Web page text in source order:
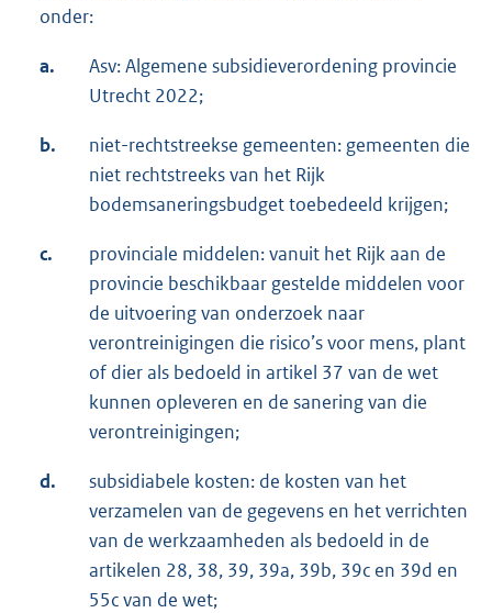
onder:
a.
Asv: Algemene subsidieverordening provincie
Utrecht 2022;
b.
niet-rechtstreekse gemeenten: gemeenten die
niet rechtstreeks van het Rijk
bodemsaneringsbudget toebedeeld krijgen;
c.
provinciale middelen: vanuit het Rijk aan de
provincie beschikbaar gestelde middelen voor
de uitvoering van onderzoek naar
verontreinigingen die risico’s voor mens, plant
of dier als bedoeld in artikel 37 van de wet
kunnen opleveren en de sanering van die
verontreinigingen;
d.
subsidiabele kosten: de kosten van het
verzamelen van de gegevens en het verrichten
van de werkzaamheden als bedoeld in de
artikelen 28, 38, 39, 39a, 39b, 39c en 39d en
55c van de wet;